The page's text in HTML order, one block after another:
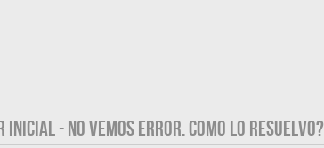
- NO VEMOS ERROR. COMO LO RESUELVO?